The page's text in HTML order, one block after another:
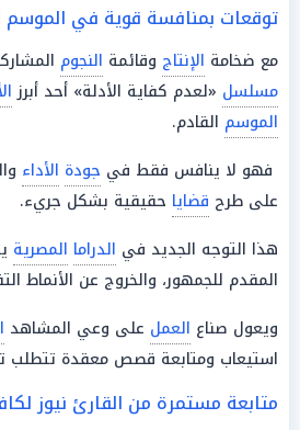
توقعات بمنافسة قوية في الموسم
مع ضخامة الإنتاج وقائمة النجوم
مسلسل «لعدم كفاية الأدلة» أحد أبرز
الموسم القادم.
فهو لا ينافس فقط في جودة الأداء
على طرح قضايا حقيقية بشكل جريء.
هذا التوجه الجديد في الدراما المصرية
المقدم للجمهور، والخروج عن الأنماط
ويعول صناع العمل على وعي المشاهد
استيعاب ومتابعة قصص معقدة تتطلب
متابعة مستمرة من القارئ نيوز